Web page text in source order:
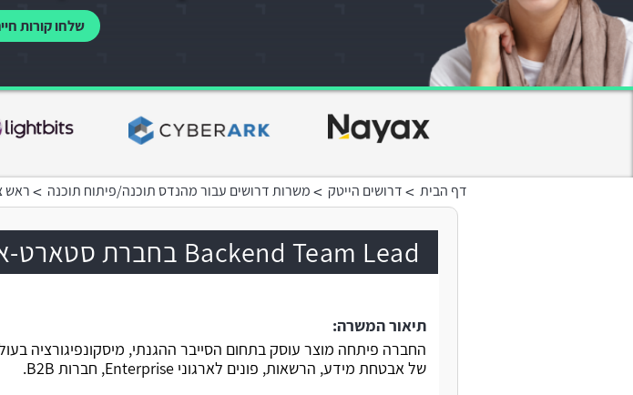
שלחו קורות
דף הבית >דרושים הייטק >משרות דרושים עבור מהנדס תוכנה/פיתוח תוכנה >ראש
Backend Team Lead בחברת סטארט-אפ
תיאור המשרה:
החברה פיתחה מוצר עוסק בתחום הסייבר ההגנתי, מיסקונפיגורציה
של אבטחת מידע, הרשאות, פונים לארגוני Enterprise, חברות B2B.